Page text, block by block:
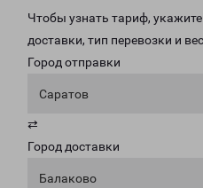
Чтобы узнать тариф,
доставки, тип перевозки и вес
Город отправки
Саратов
⇄
Город доставки
Балаково